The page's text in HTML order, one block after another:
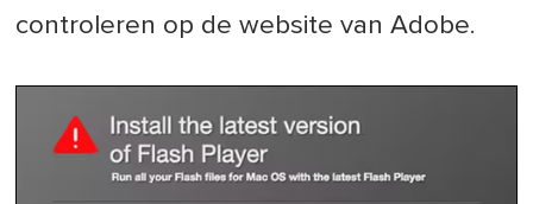
controleren op de website van Adobe.